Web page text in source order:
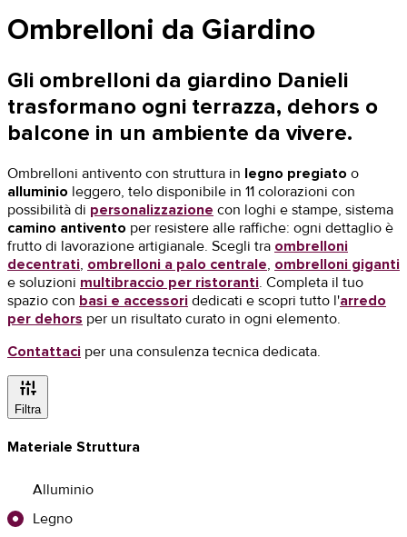
Ombrelloni da Giardino
Gli ombrelloni da giardino Danieli
trasformano ogni terrazza, dehors o
balcone in un ambiente da vivere.
Ombrelloni antivento con struttura in legno pregiato o
alluminio leggero, telo disponibile in 11 colorazioni con
possibilità di personalizzazione con loghi e stampe, sistema
camino antivento per resistere alle raffiche: ogni dettaglio è
frutto di lavorazione artigianale. Scegli tra ombrelloni
decentrati ombrelloni a palo centrale ombrelloni giganti
e soluzioni multibraccio per ristoranti . Completa il tuo
spazio con basi e accessori dedicati e scopri tutto l'arredo
per dehors per un risultato curato in ogni elemento.
Contattaci per una consulenza tecnica dedicata.
instant_mix
Filtra
Materiale Struttura
Alluminio
Legno